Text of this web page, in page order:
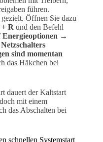
führen.
Öffnen Sie dazu
R und den Befehl
Energieoptionen →
sind momentan
das Häkchen bei
dauert der Kaltstart
mit einem
das Abschalten bei
schnellen Systemstart